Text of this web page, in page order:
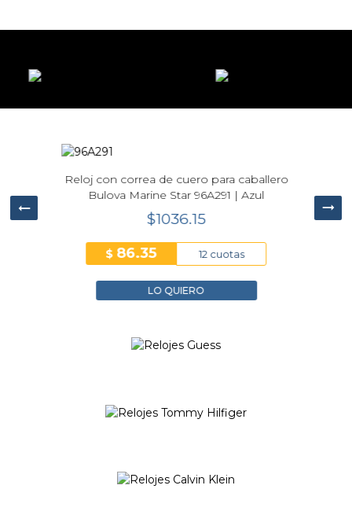
Reloj con correa de cuero para caballero
Bulova Marine Star 96A291 | Azul
$1036.15
$ 86.35 12 cuotas
LO QUIERO
GUESS
Tommy Hilfiger
VER COLECCIÓN
VER COLECCIÓN